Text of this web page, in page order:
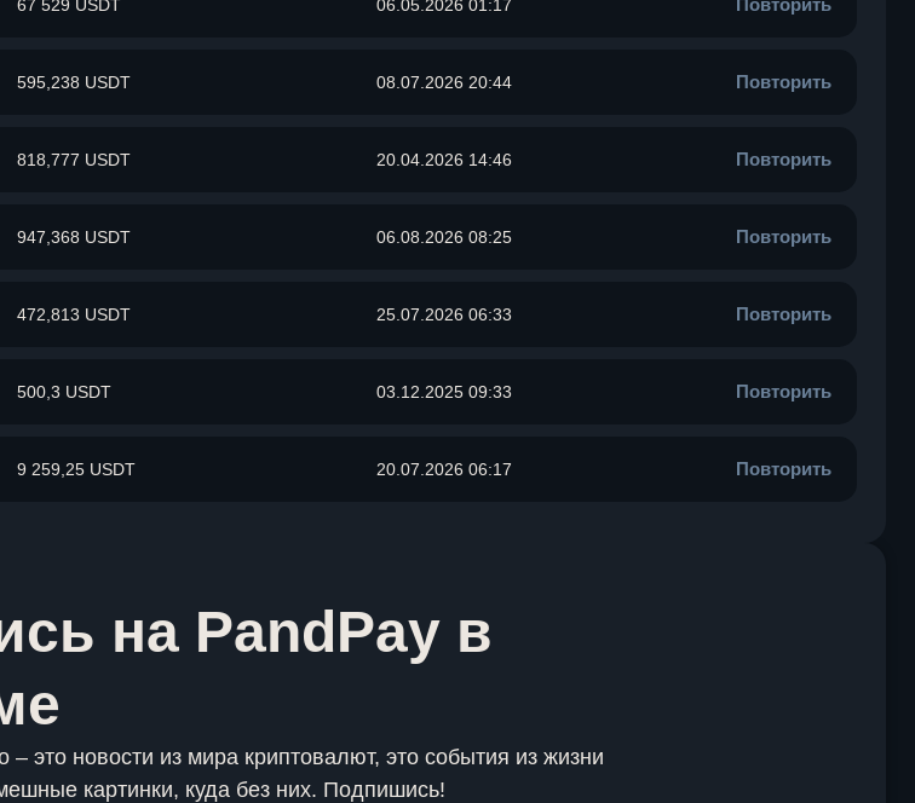
67 529 USDT 06.05.2026 01:17 Повторить
595,238 USDT 08.07.2026 20:44 Повторить
818,777 USDT 20.04.2026 14:46 Повторить
947,368 USDT 06.08.2026 08:25 Повторить
472,813 USDT 25.07.2026 06:33 Повторить
500,3 USDT 03.12.2025 09:33 Повторить
9 259,25 USDT 20.07.2026 06:17 Повторить
на PandPay в
– это новости из мира криптовалют, это события из жизни
картинки, куда без них. Подпишись!